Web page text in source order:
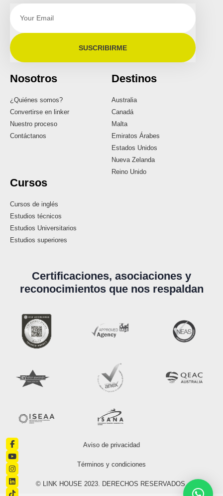
SUSCRIBIRME
Nosotros
¿Quiénes somos?
Convertirse en linker
Nuestro proceso
Contáctanos
Destinos
Australia
Canadá
Malta
Emiratos Árabes
Estados Unidos
Nueva Zelanda
Reino Unido
Cursos
Cursos de inglés
Estudios técnicos
Estudios Universitarios
Estudios superiores
Certificaciones, asociaciones y
reconocimientos que nos respaldan
Aviso de privacidad
Términos y condiciones
© LINK HOUSE 2023. DERECHOS RESERVADOS.​